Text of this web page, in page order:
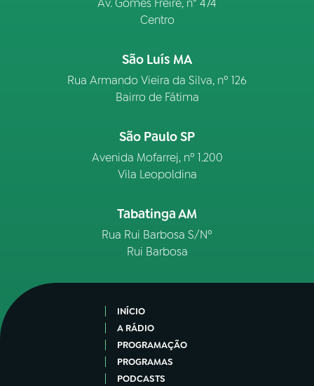
Av. Gomes Freire, n° 474
Centro
São Luís MA
Rua Armando Vieira da Silva, nº 126
Bairro de Fátima
São Paulo SP
Avenida Mofarrej, nº 1.200
Vila Leopoldina
Tabatinga AM
Rua Rui Barbosa S/Nº
Rui Barbosa
INÍCIO
A RÁDIO
PROGRAMAÇÃO
PROGRAMAS
PODCASTS